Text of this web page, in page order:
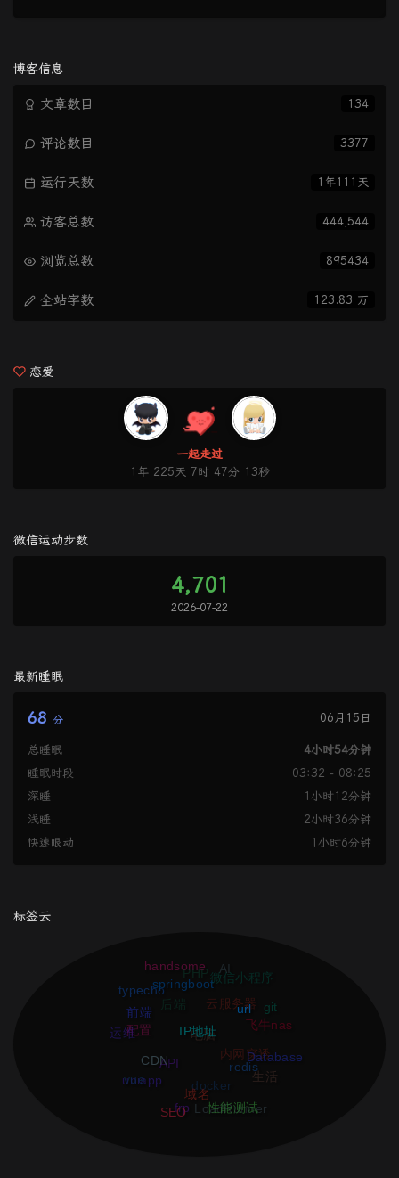
博客信息
134
文章数目
3377
评论数目
1年111天
运行天数
444,544
访客总数
895434
浏览总数
123.83 万
全站字数
恋爱
一起走过
1年 225天 7时 47分 13秒
微信运动步数
4,701
2026-07-22
最新睡眠
68 分 06月15日
总睡眠
4小时54分钟
睡眠时段
03:32 - 08:25
深睡
1小时12分钟
浅睡
2小时36分钟
快速眼动
1小时6分钟
标签云
typecho
handsome
PHP
后端
配置
运维
前端
springboot
AI
微信小程序
云服务器
电脑
API
uniapp
vue
CDN
IP地址
url
git
飞牛nas
内网穿透
docker
frp
SEO
域名
redisDatabase
生活
LoadRunner
性能测试